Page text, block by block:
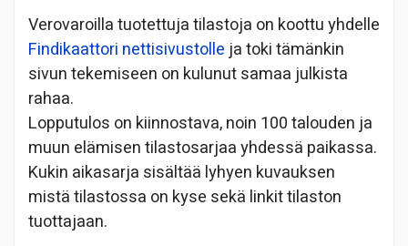
Verovaroilla tuotettuja tilastoja on koottu yhdelle
Findikaattori nettisivustolle ja toki tämänkin
sivun tekemiseen on kulunut samaa julkista
rahaa.
Lopputulos on kiinnostava, noin 100 talouden ja
muun elämisen tilastosarjaa yhdessä paikassa.
Kukin aikasarja sisältää lyhyen kuvauksen
mistä tilastossa on kyse sekä linkit tilaston
tuottajaan.